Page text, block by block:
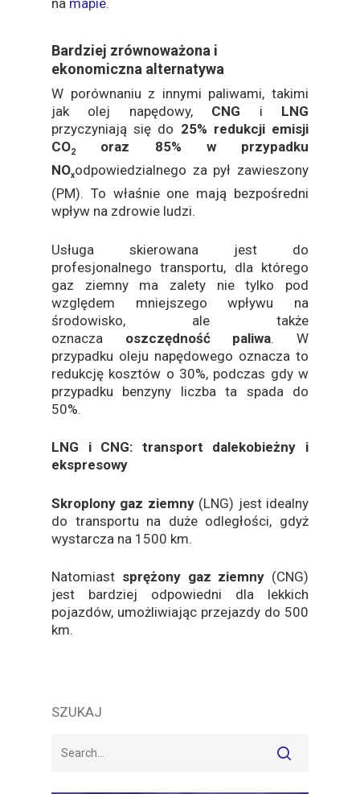
na mapie.
Bardziej zrównoważona i
ekonomiczna alternatywa
W porównaniu z innymi paliwami, takimi
jak olej napędowy, CNG i LNG
przyczyniają się do 25% redukcji emisji
CO2
oraz 85% w przypadku
NOxodpowiedzialnego za pył zawieszony
(PM). To właśnie one mają bezpośredni
wpływ na zdrowie ludzi.
Usługa skierowana jest do
profesjonalnego transportu, dla którego
gaz ziemny ma zalety nie tylko pod
względem mniejszego wpływu na
środowisko, ale także
oznacza oszczędność paliwa. W
przypadku oleju napędowego oznacza to
redukcję kosztów o 30%, podczas gdy w
przypadku benzyny liczba ta spada do
50%.
LNG i CNG: transport dalekobieżny i
ekspresowy
Skroplony gaz ziemny (LNG) jest idealny
do transportu na duże odległości, gdyż
wystarcza na 1500 km.
Natomiast sprężony gaz ziemny (CNG)
jest bardziej odpowiedni dla lekkich
pojazdów, umożliwiając przejazdy do 500
km.
SZUKAJ